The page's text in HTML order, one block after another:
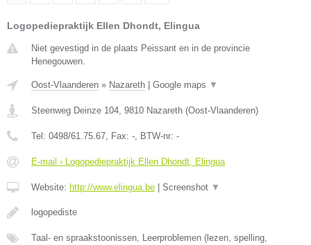
Logopediepraktijk Ellen Dhondt, Elingua
Niet gevestigd in de plaats Peissant en in de provincie
Henegouwen.
Oost-Vlaanderen » Nazareth Google maps ▼
Steenweg Deinze 104, 9810 Nazareth (Oost-Vlaanderen)
Tel: 0498/61.75.67, Fax: -, BTW-nr: -
E-mail › Logopediepraktijk Ellen Dhondt, Elingua
Website: http://www.elingua.be Screenshot ▼
logopediste
Taal- en spraakstoonissen, Leerproblemen (lezen, spelling,